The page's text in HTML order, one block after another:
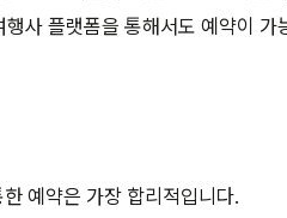
사 플랫폼을 통해서도 예약이
예약은 가장 합리적입니다.